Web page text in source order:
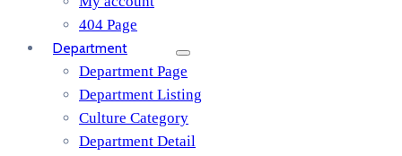
404 Page
Department
Department Page
Department Listing
Culture Category
Department Detail